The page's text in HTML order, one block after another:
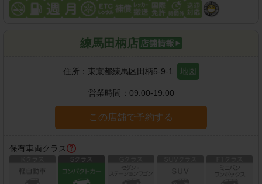
練馬田柄店
住所： 東京都練馬区田柄5-9-1 地図
営業時間： 09:00-19:00
この店舗で予約する
保有車両クラス